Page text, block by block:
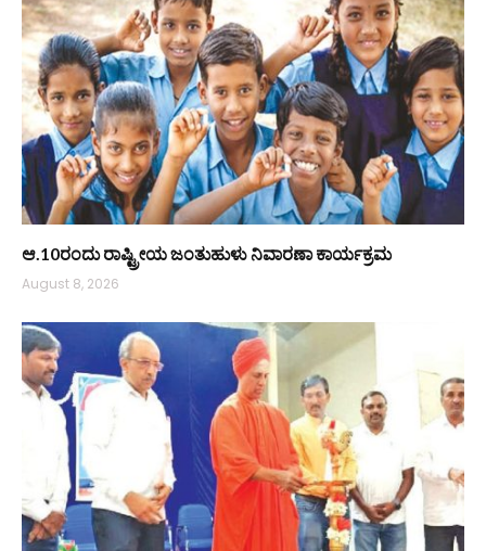
ಆ.10ರಂದು ರಾಷ್ಟ್ರೀಯ ಜಂತುಹುಳು ನಿವಾರಣಾ ಕಾರ್ಯಕ್ರಮ
August 8, 2026